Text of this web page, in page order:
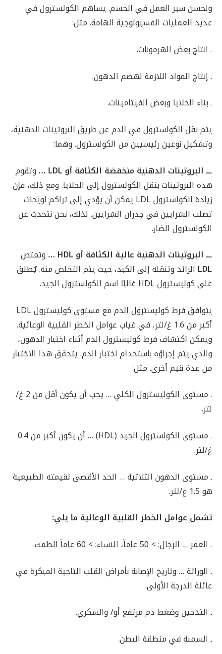
ولحسن سير العمل في الجسم. يساهم الكولسترول في
عديد العمليات الفسيولوجية الهامة. مثل:
ـ انتاج بعض الهرمونات.
ـ إنتاج المواد اللازمة لهضم الدهون.
ـ بناء الخلايا وبعض الفيتامينات.
يتم نقل الكولسترول في الدم عن طريق البروتينات الدهنية،
وتشكيل نوعين رئيسيين من الكولسترول. وهما:
ـــ البروتينات الدهنية منخفضة الكثافة أو LDL
… وتقوم
هذه البروتينات بنقل الكولسترول إلى الخلايا. ومع ذلك، فإن
زيادة الكولسترول LDL يمكن أن يؤدي إلى تراكم لويحات
تصلب الشرايين في جدران الشرايين. لذلك، نحن نتحدث عن
الكولسترول الضار.
ـــ البروتينات الدهنية عالية الكثافة أو HDL
… وتمتص
LDL الزائد وتنقله إلى الكبد، حيث يتم التخلص منه. يُطلق
على كوليسترول HDL غالبًا اسم الكولسترول الجيد.
يتوافق فرط كوليسترول الدم مع مستوى كوليسترول LDL
أكبر من 1.6 غ/لتر، في غياب عوامل الخطر القلبية الوعائية.
ويمكن اكتشاف فرط كوليسترول الدم أثناء اختبار الدهون،
والذي يتم إجراؤه باستخدام اختبار الدم. يتحقق هذا الاختبار
من عدة قيم أخرى. مثل:
ـ مستوى الكوليسترول الكلي … يجب أن يكون أقل من 2 غ/
لتر.
ـ مستوى الكولسترول الجيد (HDL) … أن يكون أكبر من 0.4
غ/لتر.
ـ مستوى الدهون الثلاثية … الحد الأقصى لقيمته الطبيعية
هو 1.5 غ/لتر.
تشمل عوامل الخطر القلبية الوعائية ما يلي:
ـ العمر … الرجال: > 50 عاماً، النساء: > 60 عاماً الطمث.
ـ الوراثة … وتاريخ الإصابة بأمراض القلب التاجية المبكرة في
عائلة الدرجة الأولى.
ـ التدخين وضغط دم مرتفع أو/ والسكري.
ـ السمنة في منطقة البطن.